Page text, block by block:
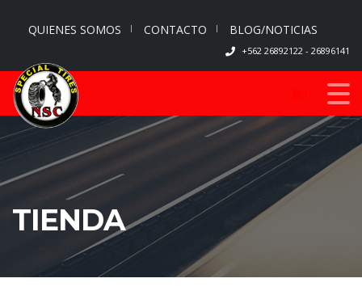
QUIENES SOMOS CONTACTO BLOG/NOTICIAS
+562 26892122 - 26896141
TIENDA